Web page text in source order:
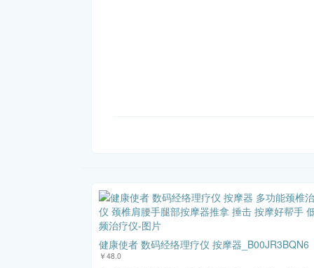
健康使者 数码经络理疗仪 按摩器_B00JR3BQN6
￥48.0